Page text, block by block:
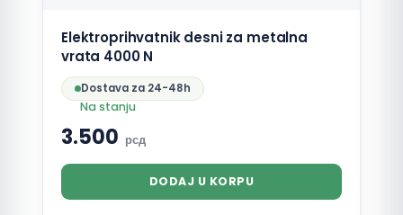
Elektroprihvatnik desni za metalna
vrata 4000 N
Dostava za 24-48h
Na stanju
3.500 рсд
DODAJ U KORPU